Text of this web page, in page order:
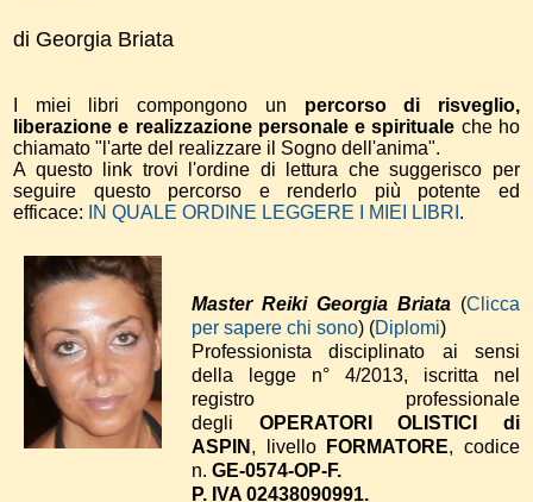
di Georgia Briata
I miei libri compongono un percorso di risveglio,
liberazione e realizzazione personale e spirituale che ho
chiamato "l'arte del realizzare il Sogno dell'anima".
A questo link trovi l'ordine di lettura che suggerisco per
seguire questo percorso e renderlo più potente ed
efficace:
IN QUALE ORDINE LEGGERE I MIEI LIBRI .
Master Reiki Georgia Briata(Clicca
per sapere chi sono) (Diplomi)
Professionista disciplinato ai sensi
della legge n° 4/2013, iscritta nel
registro professionale
degli OPERATORI OLISTICI di
ASPIN , livello FORMATORE, codice
n. GE-0574-OP-F.
P. IVA 02438090991.